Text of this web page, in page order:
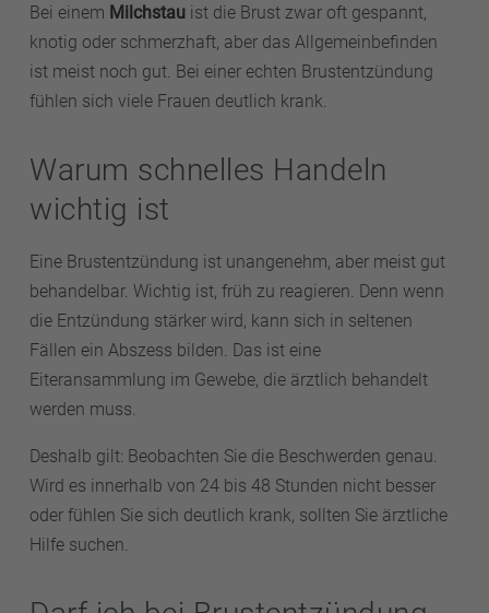
Bei einem Milchstau ist die Brust zwar oft gespannt,
knotig oder schmerzhaft, aber das Allgemeinbefinden
ist meist noch gut. Bei einer echten Brustentzündung
fühlen sich viele Frauen deutlich krank.
Warum schnelles Handeln
wichtig ist
Eine Brustentzündung ist unangenehm, aber meist gut
behandelbar. Wichtig ist, früh zu reagieren. Denn wenn
die Entzündung stärker wird, kann sich in seltenen
Fällen ein Abszess bilden. Das ist eine
Eiteransammlung im Gewebe, die ärztlich behandelt
werden muss.
Deshalb gilt: Beobachten Sie die Beschwerden genau.
Wird es innerhalb von 24 bis 48 Stunden nicht besser
oder fühlen Sie sich deutlich krank, sollten Sie ärztliche
Hilfe suchen.